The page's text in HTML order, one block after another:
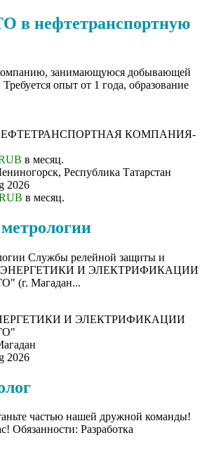
в нефтетранспортную
занимающуюся добывающей
опыт от 1 года, образование
КОМПАНИЯ-
в месяц.
Республика Татарстан
2026
в месяц.
Службы релейной защиты и
ЭНЕРГЕТИКИ И ЭЛЕКТРИФИКАЦИИ
(г. Магадан...
И ЭЛЕКТРИФИКАЦИИ
2026
частью нашей дружной команды!
Обязанности: Разработка